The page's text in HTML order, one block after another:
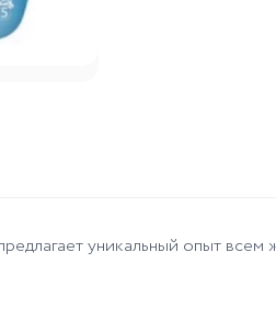
уникальный опыт